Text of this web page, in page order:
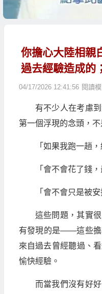
你擔心大陸相親
過去經驗造成的
04/17/2026 12:41:56 閱讀
有不少人在考慮
第一個浮現的念頭，
「如果我跑一趟
「會不會花了錢
「會不會只是被
這些問題，其實
有發現的是——這些擔
來自過去曾經聽過、
愉快經驗。
而當我們沒有好